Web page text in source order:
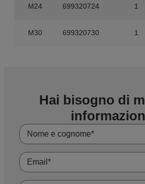
M24 699320724 1
M30 699320730 1
Hai bisogno di